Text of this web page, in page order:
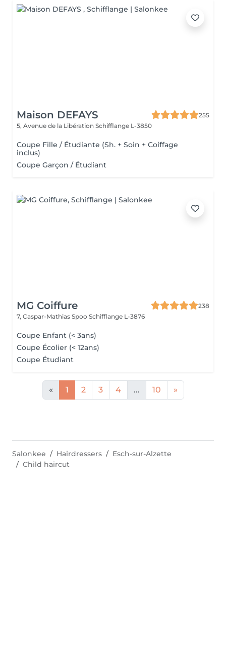
Maison DEFAYS
255
5, Avenue de la Libération Schifflange L-3850
Coupe Fille / Étudiante (Sh. + Soin + Coiffage
inclus)
Coupe Garçon / Étudiant
MG Coiffure
238
7, Caspar-Mathias Spoo Schifflange L-3876
Coupe Enfant (< 3ans)
Coupe Écolier (< 12ans)
Coupe Étudiant
« 1 2 3 4 ... 10 »
Salonkee Hairdressers
Esch-sur-Alzette
Child haircut